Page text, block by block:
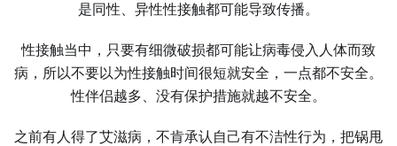
是同性、异性性接触都可能导致传播。
性接触当中，只要有细微破损都可能让病毒侵入人体而致
病，所以不要以为性接触时间很短就安全，一点都不安全。
性伴侣越多、没有保护措施就越不安全。
之前有人得了艾滋病，不肯承认自己有不洁性行为，把锅甩